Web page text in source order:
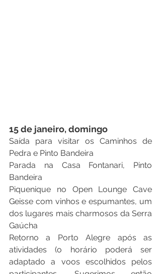
15 de janeiro, domingo
Saída para visitar os Caminhos de
Pedra e Pinto Bandeira
Parada na Casa Fontanari, Pinto
Bandeira
Piquenique no Open Lounge Cave
Geisse com vinhos e espumantes, um
dos lugares mais charmosos da Serra
Gaúcha
Retorno a Porto Alegre após as
atividades (o horário poderá ser
adaptado a voos escolhidos pelos